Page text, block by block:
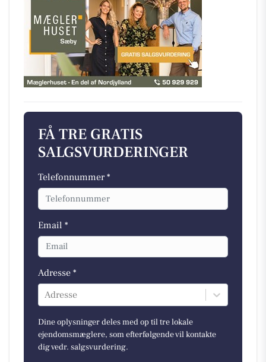
FÅ TRE GRATIS
SALGSVURDERINGER
Telefonnummer *
Email *
Adresse *
Adresse
Dine oplysninger deles med op til tre lokale
ejendomsmæglere, som efterfølgende vil kontakte
dig vedr. salgsvurdering.